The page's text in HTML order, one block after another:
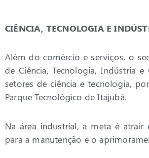
CIÊNCIA, TECNOLOGIA E
Além do comércio e serviços, o
de Ciência, Tecnologia, Indústria
setores de ciência e tecnologia,
Parque Tecnológico de Itajubá.
Na área industrial, a meta é
para a manutenção e o